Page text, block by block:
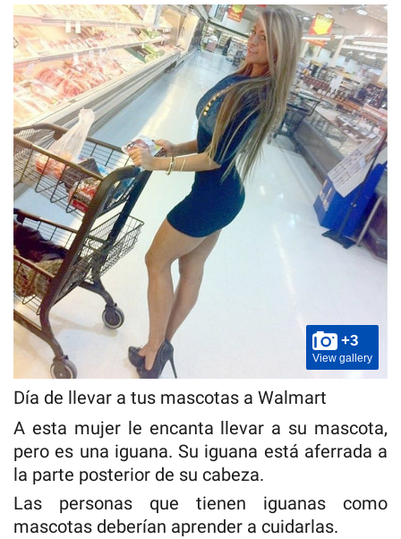
+3
View gallery
Día de llevar a tus mascotas a Walmart
A esta mujer le encanta llevar a su mascota,
pero es una iguana. Su iguana está aferrada a
la parte posterior de su cabeza.
Las personas que tienen iguanas como
mascotas deberían aprender a cuidarlas.